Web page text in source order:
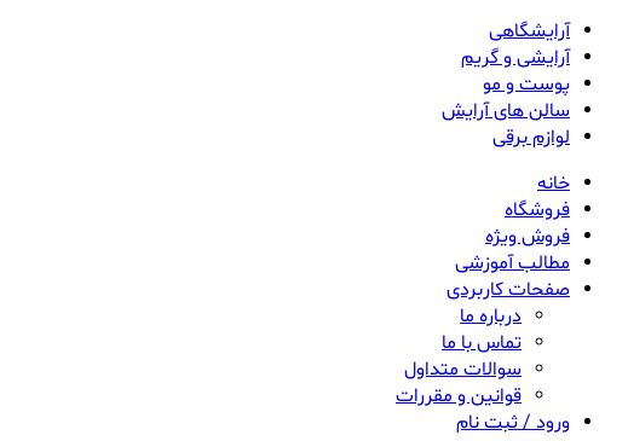
آرایشگاهی
آرایشی و گریم
پوست و مو
سالن های آرایش
لوازم برقی
خانه
فروشگاه
فروش ویژه
مطالب آموزشی
صفحات کاربردی
درباره ما
تماس با ما
سوالات متداول
قوانین و مقررات
ورود / ثبت نام